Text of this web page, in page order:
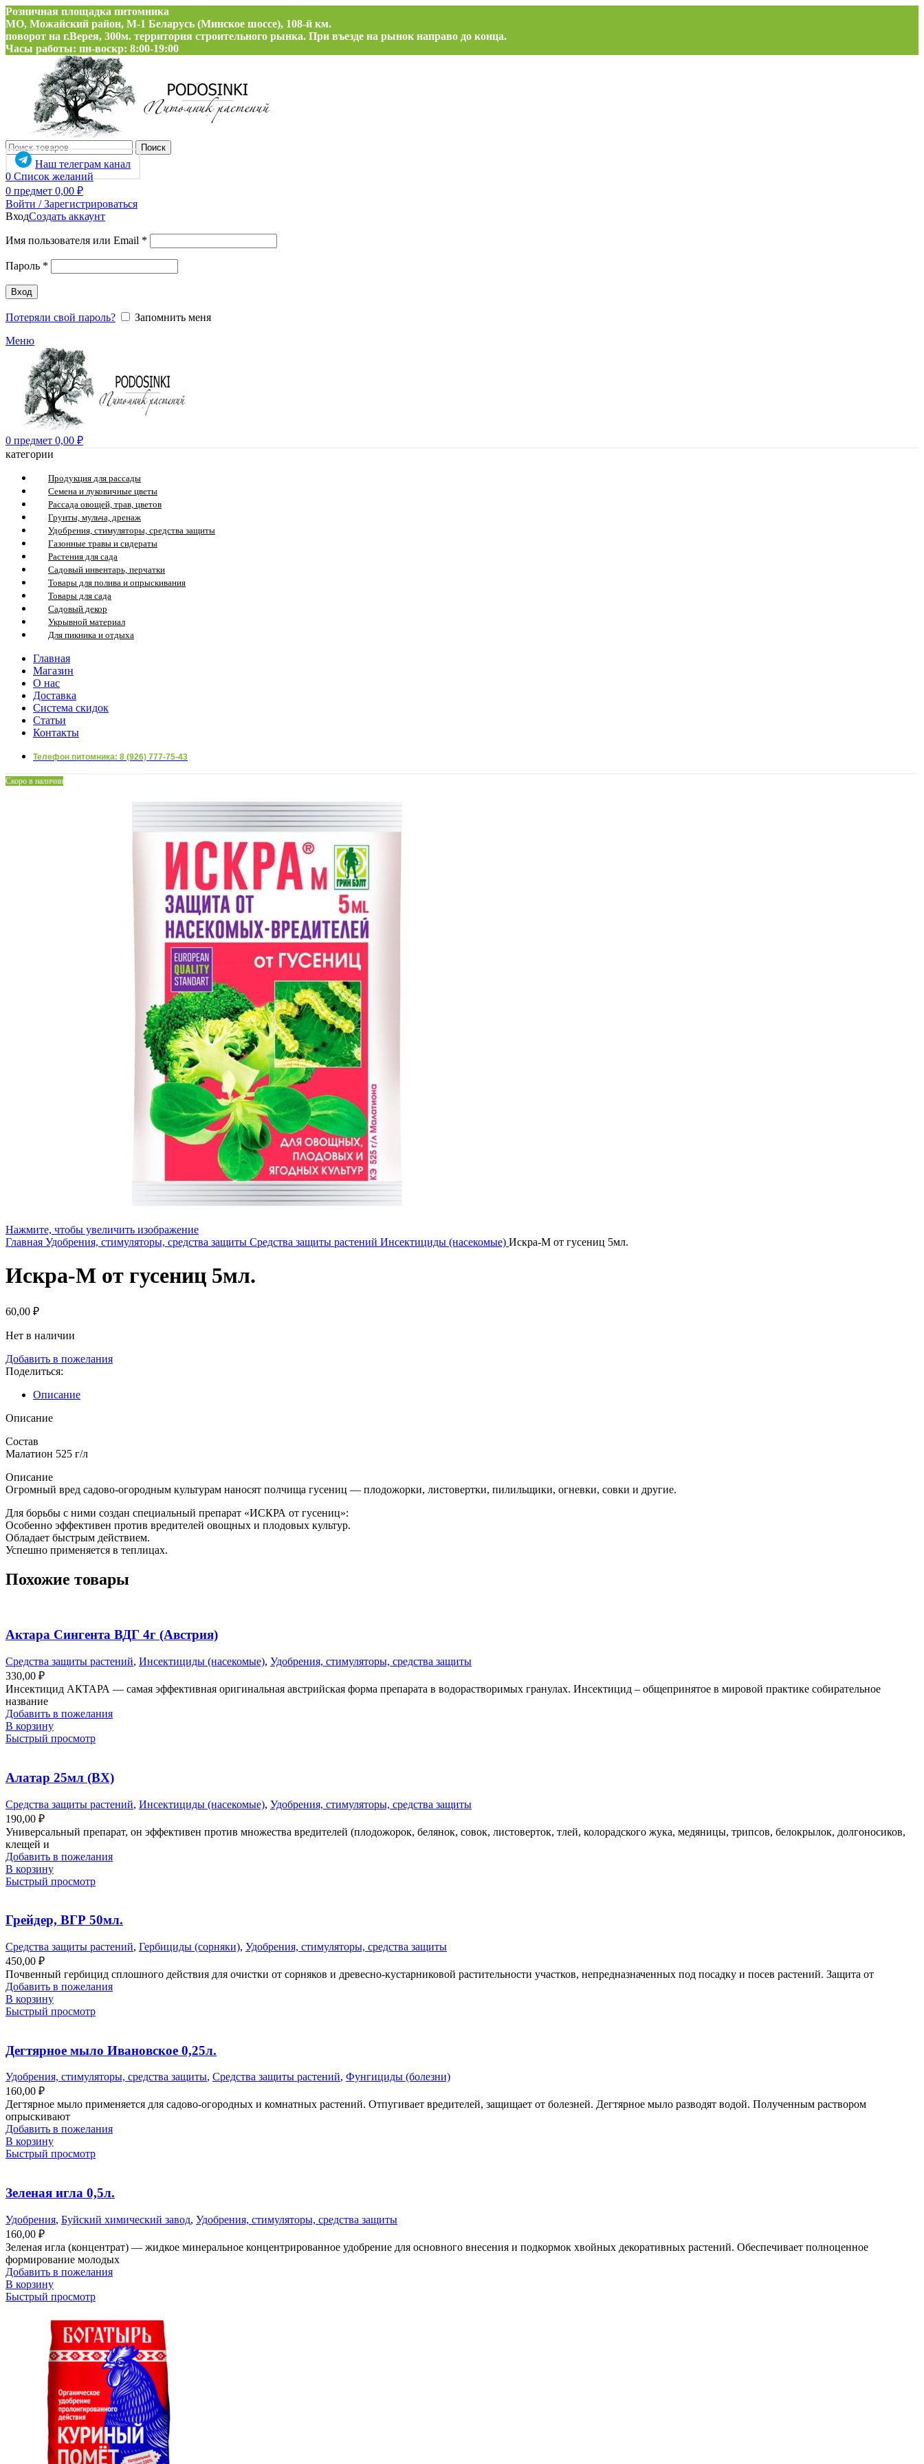
Розничная площадка питомника
МО, Можайский район, М-1 Беларусь (Минское шоссе), 108-й км.
поворот на г.Верея, 300м. территория строительного рынка. При въезде на рынок направо до конца.
Часы работы: пн-воскр: 8:00-19:00
Поиск
Наш телеграм канал
0 Список желаний
0 предмет 0,00 ₽
Войти / Зарегистрироваться
ВходСоздать аккаунт
Имя пользователя или Email *
Пароль *
Вход
Потеряли свой пароль?
Запомнить меня
Меню
0 предмет 0,00 ₽
категории
Продукция для рассады
Семена и луковичные цветы
Рассада овощей, трав, цветов
Грунты, мульча, дренаж
Удобрения, стимуляторы, средства защиты
Газонные травы и сидераты
Растения для сада
Садовый инвентарь, перчатки
Товары для полива и опрыскивания
Товары для сада
Садовый декор
Укрывной материал
Для пикника и отдыха
Главная
Магазин
О нас
Доставка
Система скидок
Статьи
Контакты
Телефон питомника: 8 (926) 777-75-43
Скоро в наличии
Нажмите, чтобы увеличить изображение
Главная Удобрения, стимуляторы, средства защиты Средства защиты растений Инсектициды (насекомые) Искра-М от гусениц 5мл.
Искра-М от гусениц 5мл.
60,00 ₽
Нет в наличии
Добавить в пожелания
Поделиться:
Описание
Описание
Состав
Малатион 525 г/л
Описание
Огромный вред садово-огородным культурам наносят полчища гусениц — плодожорки, листовертки, пилильщики, огневки, совки и другие.
Для борьбы с ними создан специальный препарат «ИСКРА от гусениц»:
Особенно эффективен против вредителей овощных и плодовых культур.
Обладает быстрым действием.
Успешно применяется в теплицах.
Похожие товары
Актара Сингента ВДГ 4г (Австрия)
Средства защиты растений, Инсектициды (насекомые), Удобрения, стимуляторы, средства защиты
330,00 ₽
Инсектицид АКТАРА — самая эффективная оригинальная австрийская форма препарата в водорастворимых гранулах. Инсектицид – общепринятое в мировой практике собирательное
название
Добавить в пожелания
В корзину
Быстрый просмотр
Алатар 25мл (ВХ)
Средства защиты растений, Инсектициды (насекомые), Удобрения, стимуляторы, средства защиты
190,00 ₽
Универсальный препарат, он эффективен против множества вредителей (плодожорок, белянок, совок, листоверток, тлей, колорадского жука, медяницы, трипсов, белокрылок, долгоносиков,
клещей и
Добавить в пожелания
В корзину
Быстрый просмотр
Грейдер, ВГР 50мл.
Средства защиты растений, Гербициды (сорняки), Удобрения, стимуляторы, средства защиты
450,00 ₽
Почвенный гербицид сплошного действия для очистки от сорняков и древесно-кустарниковой растительности участков, непредназначенных под посадку и посев растений. Защита от
Добавить в пожелания
В корзину
Быстрый просмотр
Дегтярное мыло Ивановское 0,25л.
Удобрения, стимуляторы, средства защиты, Средства защиты растений, Фунгициды (болезни)
160,00 ₽
Дегтярное мыло применяется для садово-огородных и комнатных растений. Отпугивает вредителей, защищает от болезней. Дегтярное мыло разводят водой. Полученным раствором
опрыскивают
Добавить в пожелания
В корзину
Быстрый просмотр
Зеленая игла 0,5л.
Удобрения, Буйский химический завод, Удобрения, стимуляторы, средства защиты
160,00 ₽
Зеленая игла (концентрат) — жидкое минеральное концентрированное удобрение для основного внесения и подкормок хвойных декоративных растений. Обеспечивает полноценное
формирование молодых
Добавить в пожелания
В корзину
Быстрый просмотр